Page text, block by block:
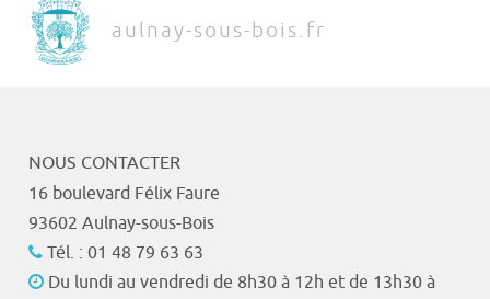
aulnay-sous-bois.fr
NOUS CONTACTER
16 boulevard Félix Faure
93602 Aulnay-sous-Bois
Tél. : 01 48 79 63 63
Du lundi au vendredi de 8h30 à 12h et de 13h30 à